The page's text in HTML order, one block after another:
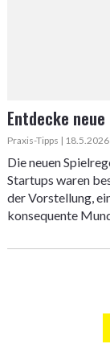
Entdecke
Praxis-Tipps | 18.5.2026
Die neuen
Startups waren
der Vorstellung,
konsequente